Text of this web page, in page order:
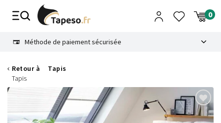
Méthode de paiement sécurisée
Retour à
Tapis
Tapis